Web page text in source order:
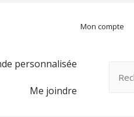
Mon compte
personnalisée
Me joindre